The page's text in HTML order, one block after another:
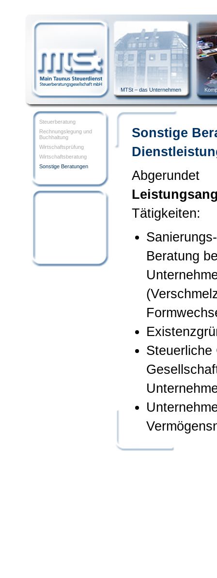
MTSt – das Unternehmen
Steuerberatung
Rechnungslegung und
Buchhaltung
Wirtschaftsprüfung
Wirtschaftsberatung
Sonstige Beratungen
Sonstige
Tätigkeiten:
Beratung
Steuerliche